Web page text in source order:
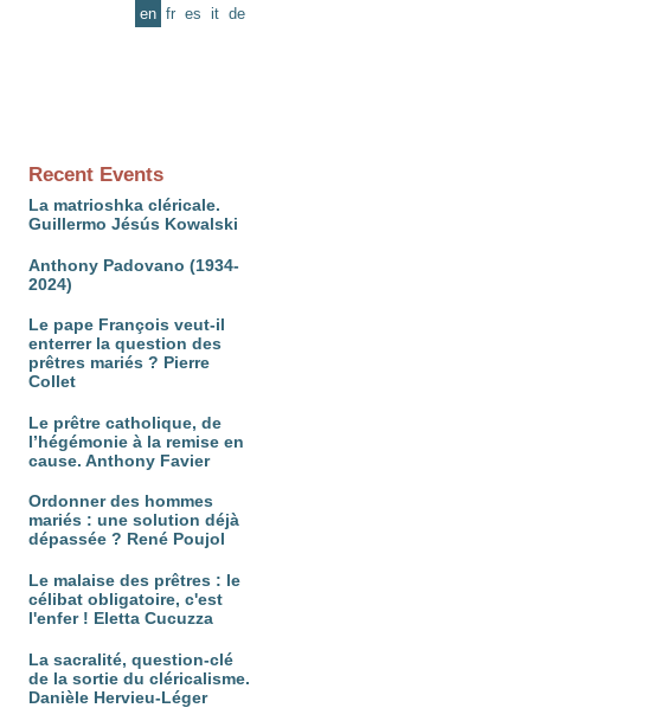
en fr es it de
Recent Events
La matrioshka cléricale.
Guillermo Jésús Kowalski
Anthony Padovano (1934-
2024)
Le pape François veut-il
enterrer la question des
prêtres mariés ? Pierre
Collet
Le prêtre catholique, de
l’hégémonie à la remise en
cause. Anthony Favier
Ordonner des hommes
mariés : une solution déjà
dépassée ? René Poujol
Le malaise des prêtres : le
célibat obligatoire, c'est
l'enfer ! Eletta Cucuzza
La sacralité, question-clé
de la sortie du cléricalisme.
Danièle Hervieu-Léger